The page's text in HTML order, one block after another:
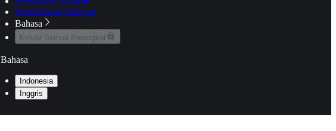
Pemeriksaan Jaringan
Bahasa
Keluar Semua Perangkat
Bahasa
Indonesia
Inggris